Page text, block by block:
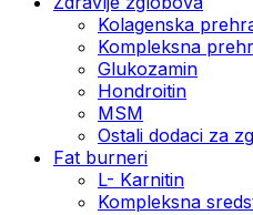
Kolagenska
Kompleksna
Glukozamin
Hondroitin
MSM
Ostali dodaci za
Fat burneri
L- Karnitin
Kompleksna